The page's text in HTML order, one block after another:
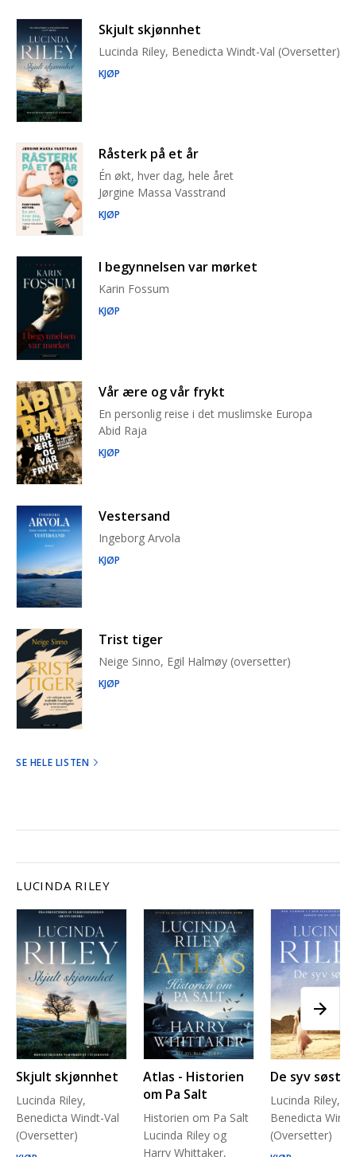
Skjult skjønnhet
Lucinda Riley, Benedicta Windt-Val (Oversetter)
KJØP
Råsterk på et år
Én økt, hver dag, hele året
Jørgine Massa Vasstrand
KJØP
I begynnelsen var mørket
Karin Fossum
KJØP
Vår ære og vår frykt
En personlig reise i det muslimske Europa
Abid Raja
KJØP
Vestersand
Ingeborg Arvola
KJØP
Trist tiger
Neige Sinno, Egil Halmøy (oversetter)
KJØP
SE HELE LISTEN
LUCINDA RILEY
Skjult skjønnhet
Lucinda Riley,
Benedicta Windt-Val
(Oversetter)
Atlas - Historien
om Pa Salt
Historien om Pa Salt
Lucinda Riley og
Harry Whittaker,
De syv søstre
Lucinda Riley,
Benedicta
(Oversetter)